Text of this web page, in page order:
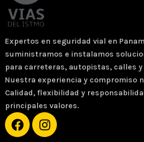
Expertos en seguridad vial en
suministramos e instalamos
para carreteras, autopistas, calles
Nuestra experiencia y compromiso
Calidad, flexibilidad y
principales valores.